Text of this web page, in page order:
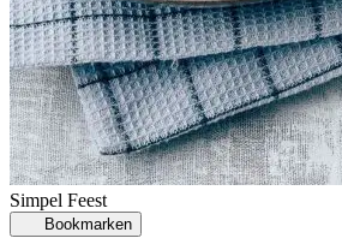
Simpel Feest
Bookmarken